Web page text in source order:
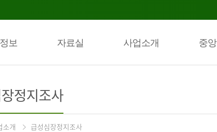
보 자료실 사업소개 중
정지조사
소개 급성심장정지조사